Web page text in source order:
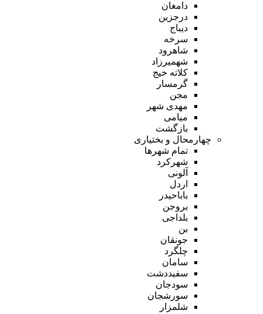
دامغان
درجزین
دیباج
سرخه
شاهرود
شهمیرزاد
کلاته خیج
گرمسار
مجن
مهدی شهر
میامی
بازگشت
چهارمحال و بختیاری
تمام شهر‌ها
شهرکرد
آلونی
اردل
باباحیدر
بروجن
بلداجی
بن
جونقان
چلگرد
سامان
سفیددشت
سودجان
سورشجان
شلمزار